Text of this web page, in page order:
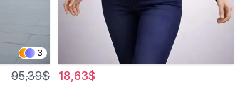
3
95,39$ 18,63$